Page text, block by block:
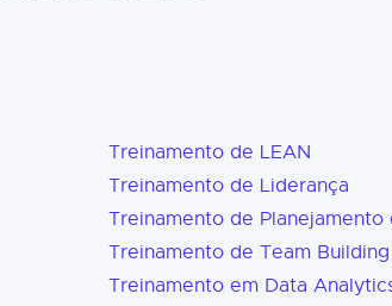
Treinamento de LEAN
Treinamento de Liderança
Treinamento de Planejamento
Treinamento de Team Building
Treinamento em Data